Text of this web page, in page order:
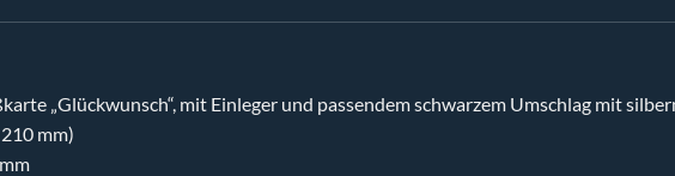
„Glückwunsch“, mit Einleger und passendem schwarzem Umschlag mit
mm)